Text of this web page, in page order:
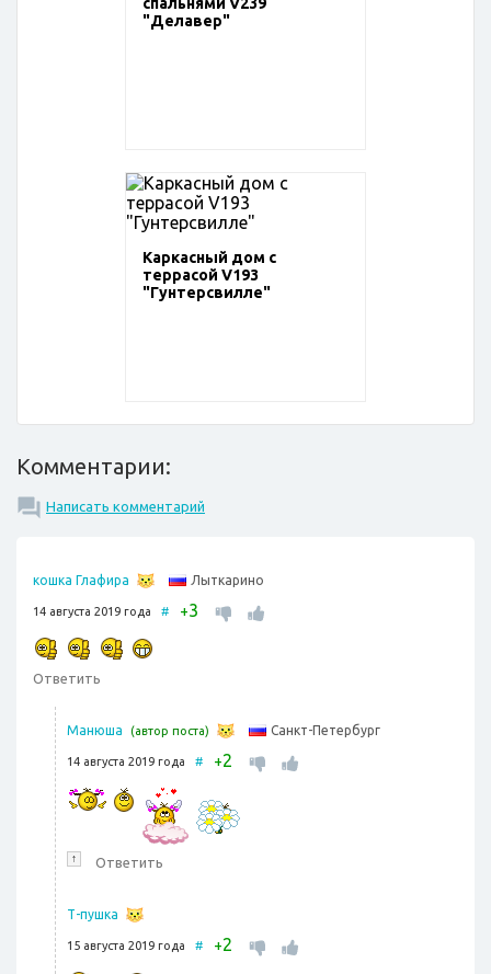
спальнями V239
"Делавер"
Каркасный дом с
террасой V193
"Гунтерсвилле"
Комментарии:
Написать комментарий
кошка Глафира Лыткарино
14 августа 2019 года # +3
Ответить
Манюша (автор поста) Санкт-Петербург
14 августа 2019 года # +2
↑ Ответить
Т-пушка
15 августа 2019 года # +2